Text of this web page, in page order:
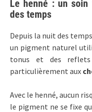
Le henné : un
des temps
Depuis la nuit des
un pigment naturel
tonus et des
particulièrement aux
Avec le henné, aucun
le pigment ne se fixe